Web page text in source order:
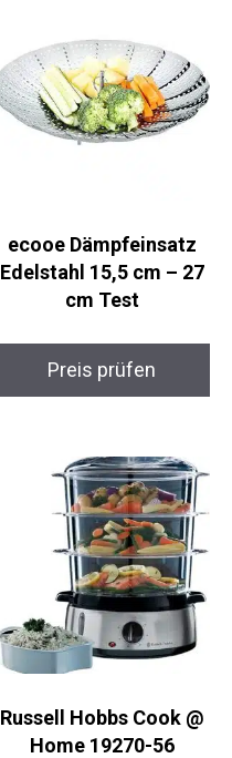
ecooe Dämpfeinsatz
Edelstahl 15,5 cm – 27
cm Test
Preis prüfen
Russell Hobbs Cook @
Home 19270-56